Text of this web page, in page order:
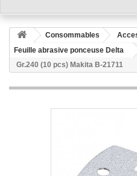
Consommables
Feuille abrasive ponceuse Delta
Gr.240 (10 pcs) Makita B-21711